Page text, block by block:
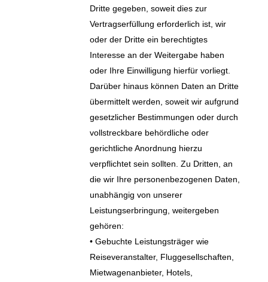
Dritte gegeben, soweit dies zur
Vertragserfüllung erforderlich ist, wir
oder der Dritte ein berechtigtes
Interesse an der Weitergabe haben
oder Ihre Einwilligung hierfür vorliegt.
Darüber hinaus können Daten an Dritte
übermittelt werden, soweit wir aufgrund
gesetzlicher Bestimmungen oder durch
vollstreckbare behördliche oder
gerichtliche Anordnung hierzu
verpflichtet sein sollten. Zu Dritten, an
die wir Ihre personenbezogenen Daten,
unabhängig von unserer
Leistungserbringung, weitergeben
gehören:
• Gebuchte Leistungsträger wie
Reiseveranstalter, Fluggesellschaften,
Mietwagenanbieter, Hotels,